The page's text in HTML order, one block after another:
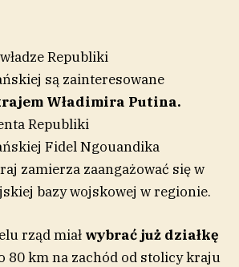
Republiki
są zainteresowane
Władimira Putina.
Republiki
Fidel Ngouandika
zamierza zaangażować się w
bazy wojskowej w regionie.
rząd miał wybrać już działkę
80 km na zachód od stolicy kraju